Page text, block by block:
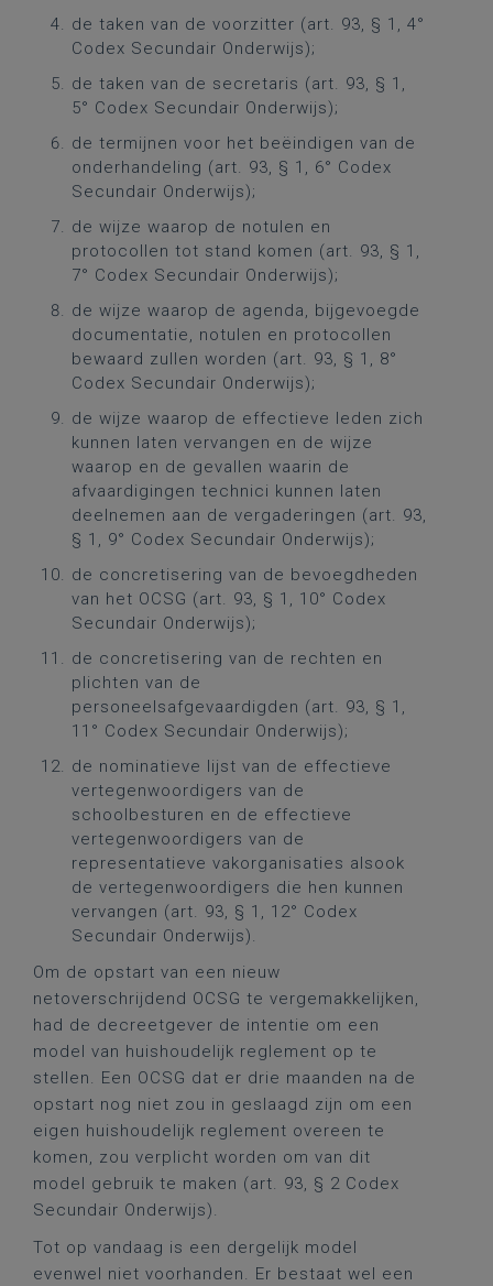
de taken van de voorzitter (art. 93, § 1, 4°
Codex Secundair Onderwijs);
de taken van de secretaris (art. 93, § 1,
5° Codex Secundair Onderwijs);
de termijnen voor het beëindigen van de
onderhandeling (art. 93, § 1, 6° Codex
Secundair Onderwijs);
de wijze waarop de notulen en
protocollen tot stand komen (art. 93, § 1,
7° Codex Secundair Onderwijs);
de wijze waarop de agenda, bijgevoegde
documentatie, notulen en protocollen
bewaard zullen worden (art. 93, § 1, 8°
Codex Secundair Onderwijs);
de wijze waarop de effectieve leden zich
kunnen laten vervangen en de wijze
waarop en de gevallen waarin de
afvaardigingen technici kunnen laten
deelnemen aan de vergaderingen (art. 93,
§ 1, 9° Codex Secundair Onderwijs);
de concretisering van de bevoegdheden
van het OCSG (art. 93, § 1, 10° Codex
Secundair Onderwijs);
de concretisering van de rechten en
plichten van de
personeelsafgevaardigden (art. 93, § 1,
11° Codex Secundair Onderwijs);
de nominatieve lijst van de effectieve
vertegenwoordigers van de
schoolbesturen en de effectieve
vertegenwoordigers van de
representatieve vakorganisaties alsook
de vertegenwoordigers die hen kunnen
vervangen (art. 93, § 1, 12° Codex
Secundair Onderwijs).
Om de opstart van een nieuw
netoverschrijdend OCSG te vergemakkelijken,
had de decreetgever de intentie om een
model van huishoudelijk reglement op te
stellen. Een OCSG dat er drie maanden na de
opstart nog niet zou in geslaagd zijn om een
eigen huishoudelijk reglement overeen te
komen, zou verplicht worden om van dit
model gebruik te maken (art. 93, § 2 Codex
Secundair Onderwijs).
Tot op vandaag is een dergelijk model
evenwel niet voorhanden. Er bestaat wel een